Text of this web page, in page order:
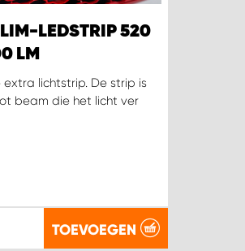
LEDSTRIP 520
LM
extra lichtstrip. De strip is
beam die het licht ver
TOEVOEGEN